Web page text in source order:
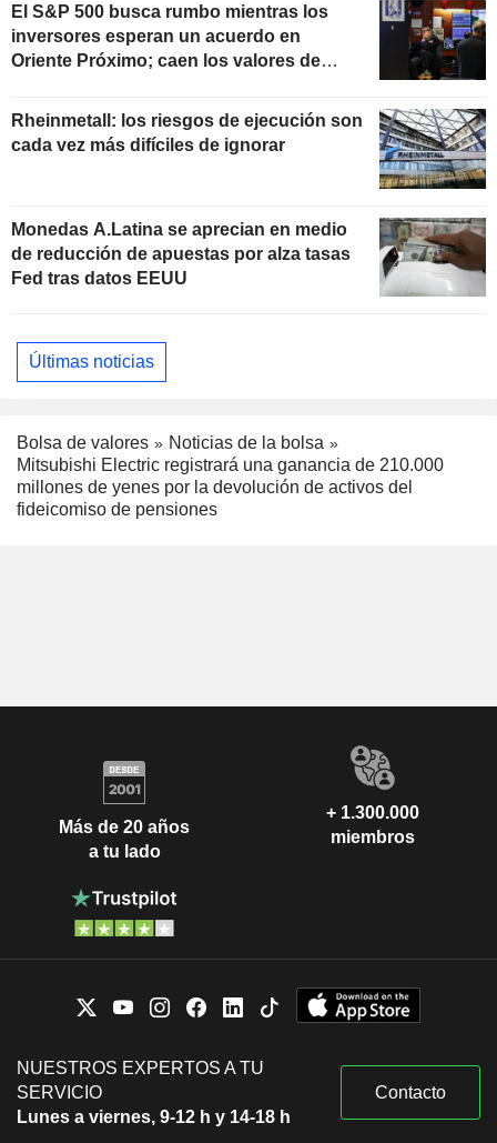
El S&P 500 busca rumbo mientras los
inversores esperan un acuerdo en
Oriente Próximo; caen los valores de
Rheinmetall: los riesgos de ejecución son
cada vez más difíciles de ignorar
Monedas A.Latina se aprecian en medio
de reducción de apuestas por alza tasas
Fed tras datos EEUU
Últimas noticias
Bolsa de valores
Noticias de la bolsa
Mitsubishi Electric registrará una ganancia de 210.000
millones de yenes por la devolución de activos del
fideicomiso de pensiones
Más de 20 años
a tu lado
+ 1.300.000
miembros
NUESTROS EXPERTOS A TU
SERVICIO
Lunes a viernes, 9-12 h y 14-18 h
Contacto